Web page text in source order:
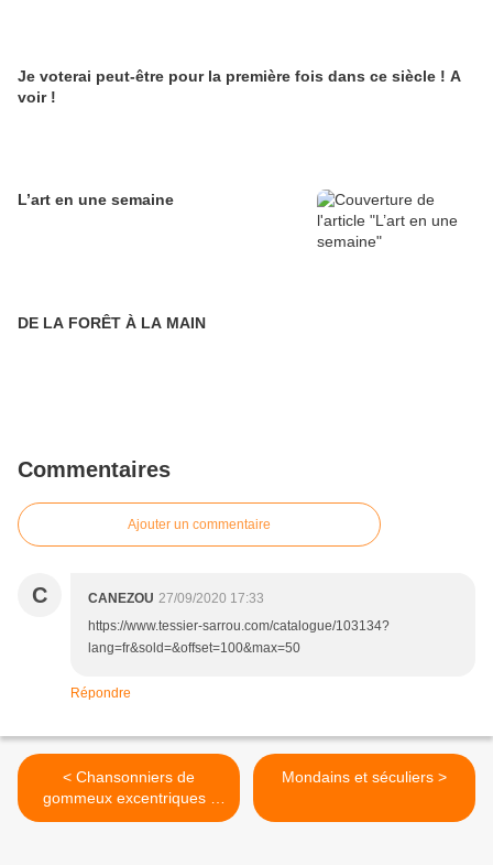
Je voterai peut-être pour la première fois dans ce siècle ! A
voir !
L’art en une semaine
DE LA FORÊT À LA MAIN
Commentaires
Ajouter un commentaire
C CANEZOU 27/09/2020 17:33
https://www.tessier-sarrou.com/catalogue/103134?
lang=fr&sold=&offset=100&max=50
Répondre
< Chansonniers de
gommeux excentriques :
Armand Ben, Émile Carré et
Mondains et séculiers >